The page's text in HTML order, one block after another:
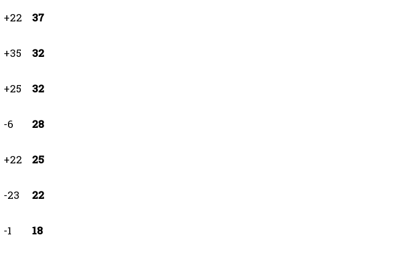
+22 37
+35 32
+25 32
-6 28
+22 25
-23 22
-1 18